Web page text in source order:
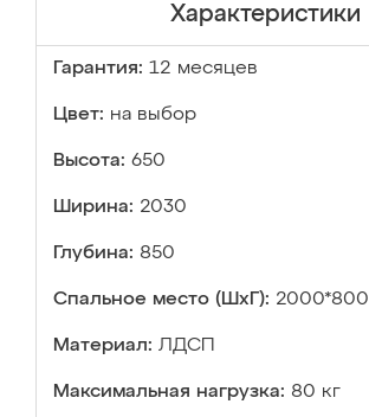
Характеристики
Гарантия: 12 месяцев
Цвет: на выбор
Высота: 650
Ширина: 2030
Глубина: 850
Спальное место (ШхГ): 2000*800
Материал: ЛДСП
Максимальная нагрузка: 80 кг